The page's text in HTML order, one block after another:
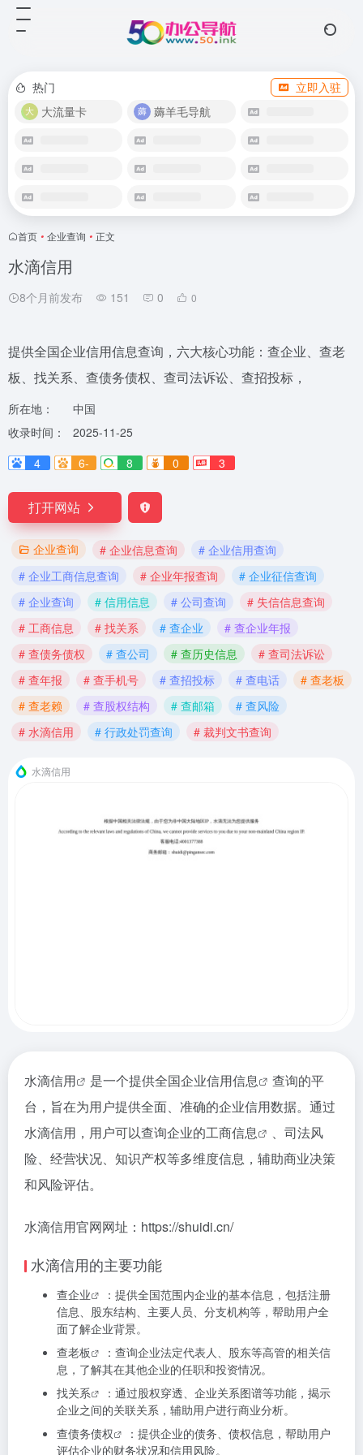
热门
立即入驻
大流量卡
薅羊毛导航
首页 • 企业查询 • 正文
水滴信用
8个月前发布 151 0 0
提供全国企业信用信息查询，六大核心功能：查企业、查老
板、找关系、查债务债权、查司法诉讼、查招投标，
所在地：
中国
收录时间：
2025-11-25
4
6- 8 0 3
打开网站
企业查询 # 企业信息查询
# 企业信用查询
# 企业工商信息查询
# 企业年报查询
# 企业征信查询
# 企业查询
# 信用信息 # 公司查询
# 失信信息查询
# 工商信息
# 找关系 # 查企业
# 查企业年报
# 查债务债权
# 查公司 # 查历史信息
# 查司法诉讼
# 查年报
# 查手机号 # 查招投标 # 查电话
# 查老板
# 查老赖
# 查股权结构 # 查邮箱
# 查风险
# 水滴信用
# 行政处罚查询 # 裁判文书查询
水滴信用
水滴信用 是一个提供全国企业信用信息
查询的平
台，旨在为用户提供全面、准确的企业信用数据。通过
水滴信用，用户可以查询企业的工商信息
、司法风
险、经营状况、知识产权等多维度信息，辅助商业决策
和风险评估。
水滴信用官网网址：https://shuidi.cn/
水滴信用的主要功能
查企业
：提供全国范围内企业的基本信息，包括注册
信息、股东结构、主要人员、分支机构等，帮助用户全
面了解企业背景。
查老板
：查询企业法定代表人、股东等高管的相关信
息，了解其在其他企业的任职和投资情况。
找关系
：通过股权穿透、企业关系图谱等功能，揭示
企业之间的关联关系，辅助用户进行商业分析。
查债务债权
：提供企业的债务、债权信息，帮助用户
评估企业的财务状况和信用风险。